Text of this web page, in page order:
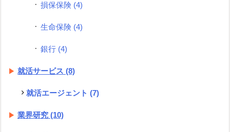
損保保険 (4)
生命保険 (4)
銀行 (4)
就活サービス (8)
就活エージェント (7)
業界研究 (10)